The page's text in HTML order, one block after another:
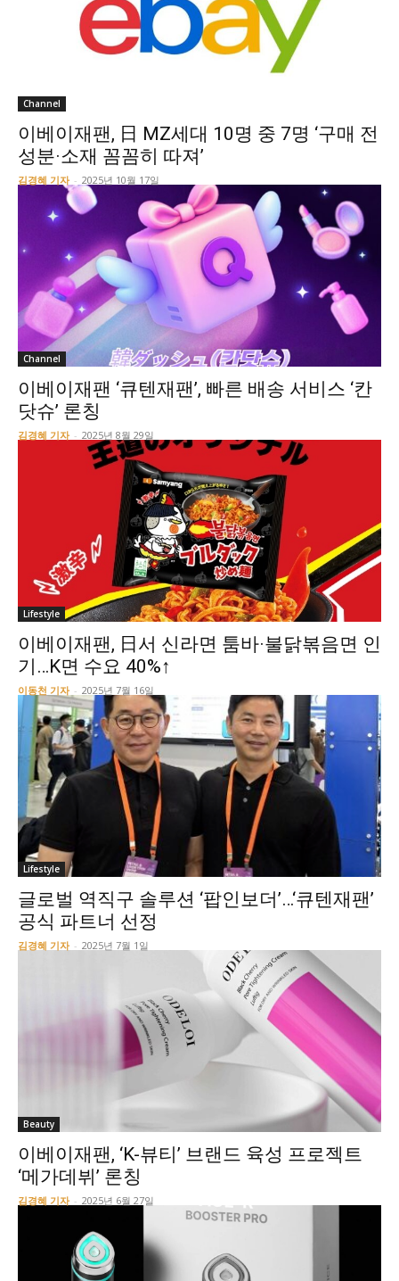
Channel
이베이재팬, 日 MZ세대 10명 중 7명 ‘구매 전
성분·소재 꼼꼼히 따져’
김경혜 기자 - 2025년 10월 17일
Channel
이베이재팬 ‘큐텐재팬’, 빠른 배송 서비스 ‘칸
닷슈’ 론칭
김경혜 기자 - 2025년 8월 29일
Lifestyle
이베이재팬, 日서 신라면 툼바·불닭볶음면 인
기…K면 수요 40%↑
이동천 기자 - 2025년 7월 16일
Lifestyle
글로벌 역직구 솔루션 ‘팝인보더’…‘큐텐재팬’
공식 파트너 선정
김경혜 기자 - 2025년 7월 1일
Beauty
이베이재팬, ‘K-뷰티’ 브랜드 육성 프로젝트
‘메가데뷔’ 론칭
김경혜 기자 - 2025년 6월 27일